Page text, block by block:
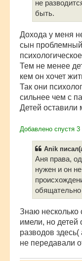
не
быть.
Дохода у меня
сын
Тем не менее
кем он хочет
Так они
сильнее чем с
Детей оставили
Добавлено спустя
Anik
Аня права,
нужен и он
обящательно
Знаю несколько
имели, но детей
разводов
не передавали